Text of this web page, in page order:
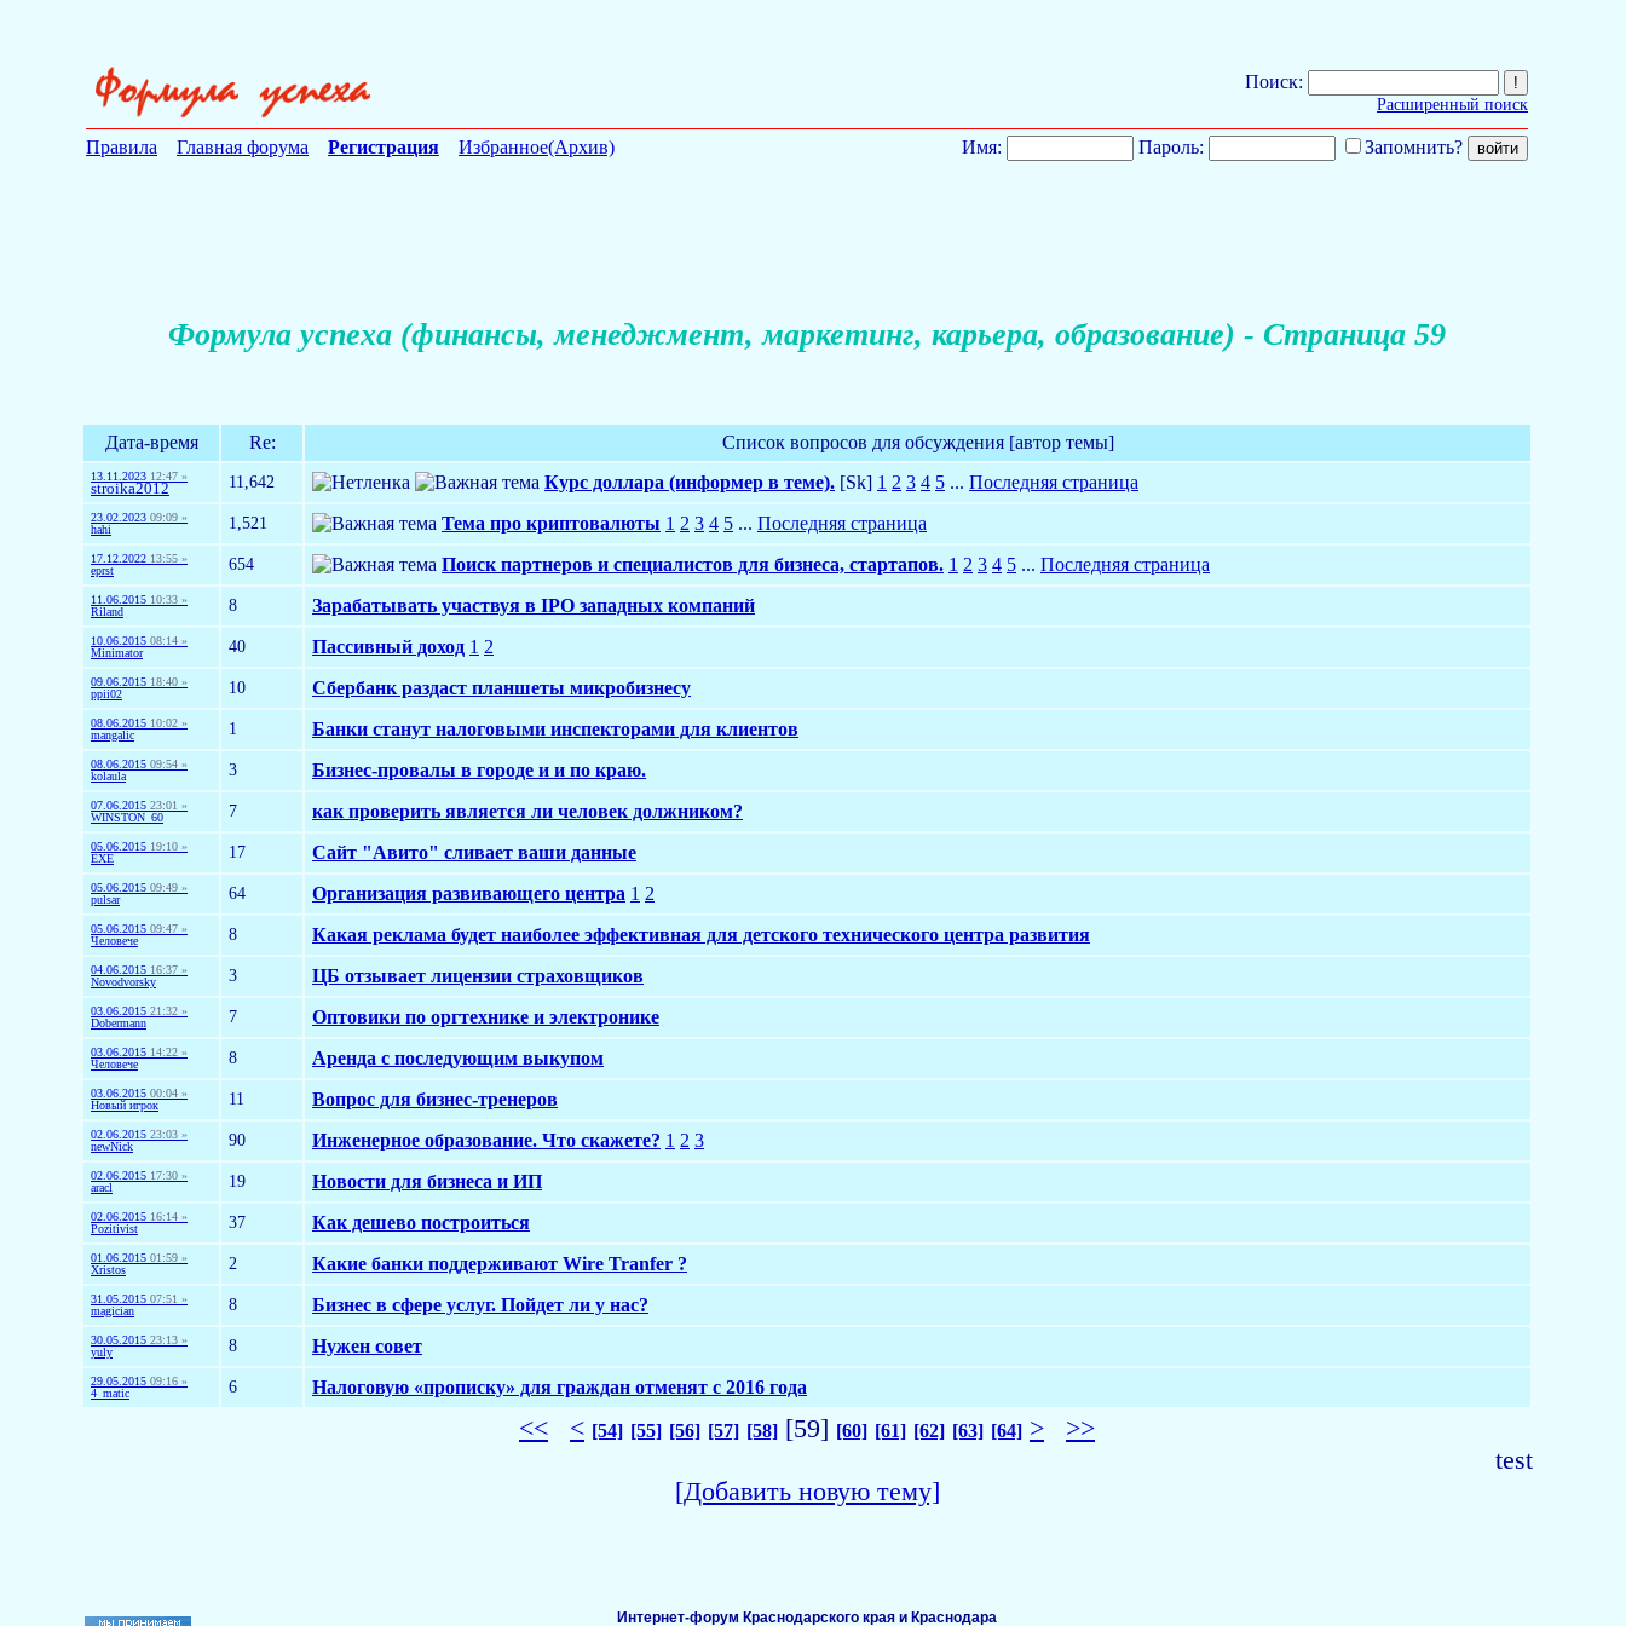
Поиск:
Расширенный поиск
Правила Главная форума Регистрация Избранное(Архив) Имя: Пароль: Запомнить?
Формула успеха (финансы, менеджмент, маркетинг, карьера, образование) - Страница 59
Дата-время Re: Список вопросов для обсуждения [автор темы]
13.11.2023 12:47 »
stroika2012 11,642 Курс доллара (информер в теме). [Sk] 1 2 3 4 5 ... Последняя страница
23.02.2023 09:09 »
hahi
1,521 Тема про криптовалюты 1 2 3 4 5 ... Последняя страница
17.12.2022 13:55 »
eprst
654 Поиск партнеров и специалистов для бизнеса, стартапов. 1 2 3 4 5 ... Последняя страница
11.06.2015 10:33 »
Riland
8 Зарабатывать участвуя в IPO западных компаний
10.06.2015 08:14 »
Minimator
40 Пассивный доход 1 2
09.06.2015 18:40 »
ppii02
10 Сбербанк раздаст планшеты микробизнесу
08.06.2015 10:02 »
mangalic
1 Банки станут налоговыми инспекторами для клиентов
08.06.2015 09:54 »
kolaula
3 Бизнес-провалы в городе и и по краю.
07.06.2015 23:01 »
WINSTON_60
7 как проверить является ли человек должником?
05.06.2015 19:10 »
EXE
17 Сайт "Авито" сливает ваши данные
05.06.2015 09:49 »
pulsar
64 Организация развивающего центра 1 2
05.06.2015 09:47 »
Человече
8 Какая реклама будет наиболее эффективная для детского технического центра развития
04.06.2015 16:37 »
Novodvorsky
3 ЦБ отзывает лицензии страховщиков
03.06.2015 21:32 »
Dobermann
7 Оптовики по оргтехнике и электронике
03.06.2015 14:22 »
Человече
8 Аренда с последующим выкупом
03.06.2015 00:04 »
Новый игрок
11 Вопрос для бизнес-тренеров
02.06.2015 23:03 »
newNick
90 Инженерное образование. Что скажете? 1 2 3
02.06.2015 17:30 »
aracl
19 Новости для бизнеса и ИП
02.06.2015 16:14 »
Pozitivist
37 Как дешево построиться
01.06.2015 01:59 »
Xristos
2 Какие банки поддерживают Wire Tranfer ?
31.05.2015 07:51 »
magician
8 Бизнес в сфере услуг. Пойдет ли у нас?
30.05.2015 23:13 »
yuly
8 Нужен совет
29.05.2015 09:16 »
4_matic
6 Налоговую «прописку» для граждан отменят с 2016 года
<< < [54] [55] [56] [57] [58] [59] [60] [61] [62] [63] [64] >
>>
test
[Добавить новую тему]
Интернет-форум Краснодарского края и Краснодара